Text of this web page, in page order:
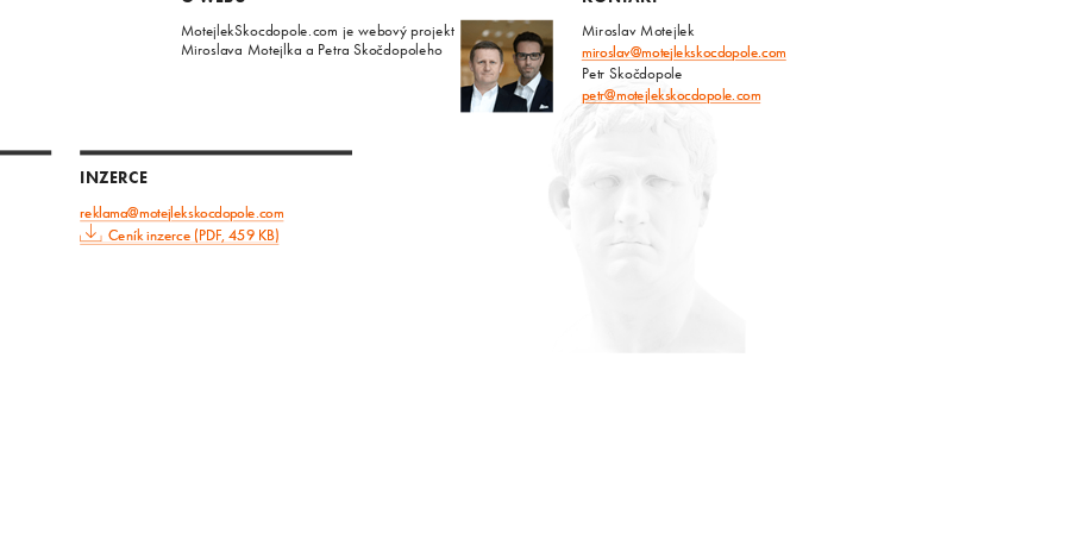
MotejlekSkocdopole.com je webový projekt
Miroslava Motejlka a Petra Skočdopoleho
Miroslav Motejlek
miroslav@motejlekskocdopole.com
Petr Skočdopole
petr@motejlekskocdopole.com
INZERCE
reklama@motejlekskocdopole.com
Ceník inzerce (PDF, 459 KB)